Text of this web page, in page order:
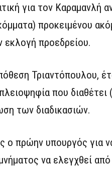
για τον Καραμανλή
προκειμένου
εκλογή προεδρείου.
Τριαντόπουλου,
που διαθέτει
των διαδικασιών.
ο πρώην υπουργός για
να ελεγχθεί